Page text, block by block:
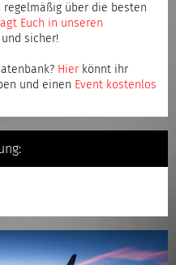
über die besten
Euch in unseren
sicher!
Hier könnt ihr
und einen Event kostenlos